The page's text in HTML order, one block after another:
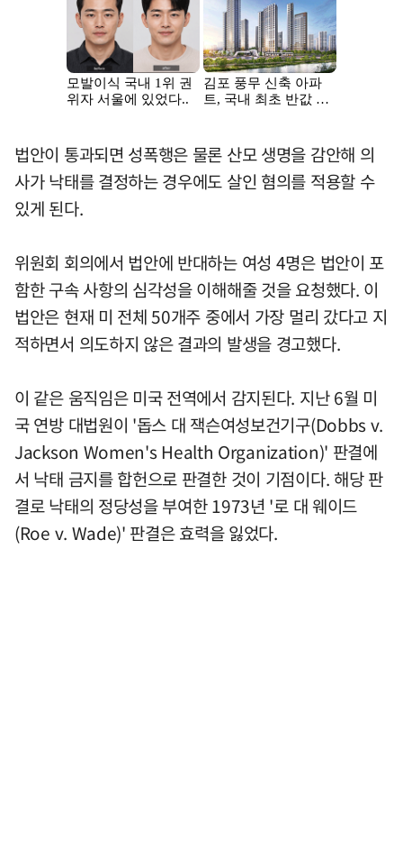
법안이 통과되면 성폭행은 물론 산모 생명을 감안해 의
사가 낙태를 결정하는 경우에도 살인 혐의를 적용할 수
있게 된다.
위원회 회의에서 법안에 반대하는 여성 4명은 법안이 포
함한 구속 사항의 심각성을 이해해줄 것을 요청했다. 이
법안은 현재 미 전체 50개주 중에서 가장 멀리 갔다고 지
적하면서 의도하지 않은 결과의 발생을 경고했다.
이 같은 움직임은 미국 전역에서 감지된다. 지난 6월 미
국 연방 대법원이 '돕스 대 잭슨여성보건기구(Dobbs v.
Jackson Women's Health Organization)' 판결에
서 낙태 금지를 합헌으로 판결한 것이 기점이다. 해당 판
결로 낙태의 정당성을 부여한 1973년 '로 대 웨이드
(Roe v. Wade)' 판결은 효력을 잃었다.